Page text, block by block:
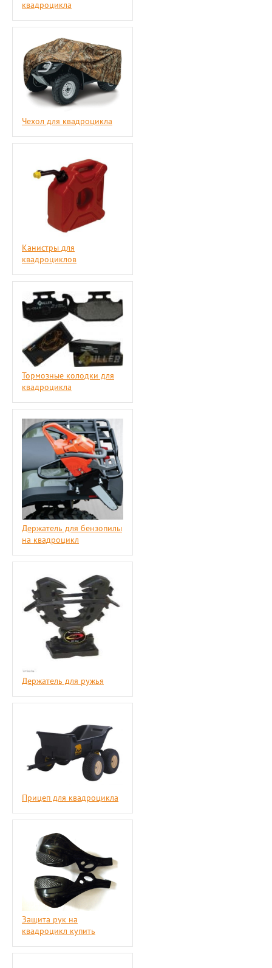
квадроцикла
Чехол для квадроцикла
Канистры для
квадроциклов
Тормозные колодки для
квадроцикла
Держатель для бензопилы
на квадроцикл
Держатель для ружья
Прицеп для квадроцикла
Защита рук на
квадроцикл купить